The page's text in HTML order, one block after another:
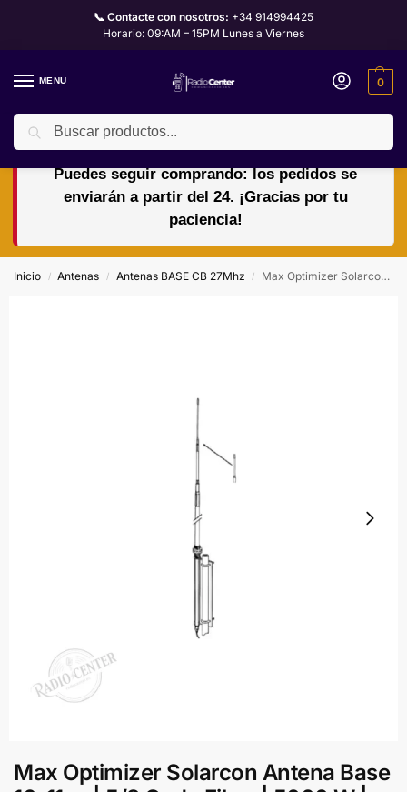
📞 Contacte con nosotros: +34 914994425
Horario: 09:AM – 15PM Lunes a Viernes
MENU 0
🏖️🌴VACACIONES del 10 al 24 de agosto.
Puedes seguir comprando: los pedidos se
enviarán a partir del 24. ¡Gracias por tu
paciencia!
Inicio / Antenas / Antenas BASE CB 27Mhz / Max Optimizer Solarcon Antena Base 10-11 m | 5/8 Onda Fibra | 5000 W | 26-33,5 MHz | Omnidireccional | 7,3 m
Max Optimizer Solarcon Antena Base